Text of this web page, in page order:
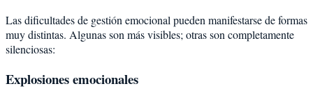
Las dificultades de gestión emocional pueden manifestarse de formas
muy distintas. Algunas son más visibles; otras son completamente
silenciosas:
Explosiones emocionales